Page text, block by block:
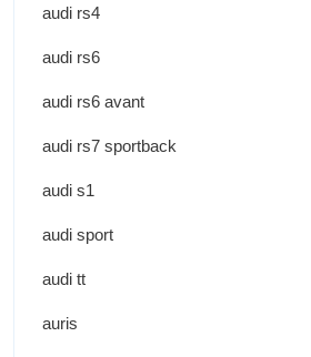
audi rs4
audi rs6
audi rs6 avant
audi rs7 sportback
audi s1
audi sport
audi tt
auris